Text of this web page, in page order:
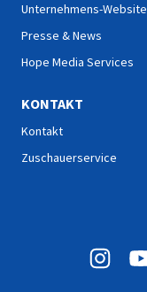
Unternehmens-Website
Presse & News
Hope Media Services
KONTAKT
Kontakt
Zuschauerservice